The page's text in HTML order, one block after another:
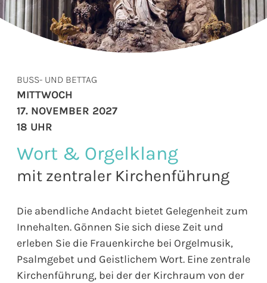
Wort & Orgelklang
mit zentraler Kirchenführung
Die abendliche Andacht bietet Gelegenheit zum
Innehalten. Gönnen Sie sich diese Zeit und
erleben Sie die Frauenkirche bei Orgelmusik,
Psalmgebet und Geistlichem Wort. Eine zentrale
Kirchenführung, bei der der Kirchraum von der
BUSS- UND BETTAG
MITTWOCH
17. NOVEMBER 2027
18 UHR